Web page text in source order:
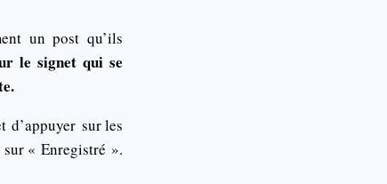
un post qu’ils
le signet qui se
d’appuyer sur les
sur « Enregistré ».